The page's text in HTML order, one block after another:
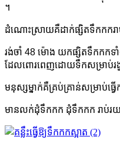
។
ដំណោះ​ស្រាយ​គឺ​ដាក់​ផ្សិត​ទឹកកក​រា
រង់ចាំ 48 ម៉ោង យកផ្សិតទឹកកក
ដែលពោរពេញដោយទឹកសម្រាប់រង្
មនុស្សម្នាក់គឺគ្រប់គ្រាន់សម្រាប់ធ្វ
មានលក់ដុំទឹកកក ដុំទឹកកក រាប់រយ